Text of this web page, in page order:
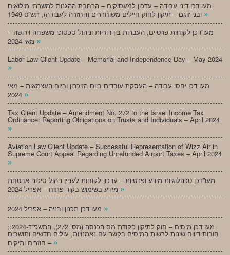
מעו”דכן דיני עבודה – עדכון למעסיקים – הרחבת ההגנות למשרתי מילואים
»
מעו”דכן לקוחות פרטיים, העברות בין דוריות וניהול סכסוכי משפחה וירושה –
»
Labor Law Client Update – Memorial and Independence Day – May 2024
»
מעו”דכן יחסי עבודה – העסקת עובדים ביום הזיכרון וביום העצמאות – מאי
»
Tax Client Update – Amendment No. 272 to the Israel Income Tax
Ordinance: Reporting Obligations on Trusts and Individuals – April 2024
»
Aviation Law Client Update – Successful Representation of Wizz Air in
Supreme Court Appeal Regarding Unrefunded Airport Taxes – April 2024
»
מעו”דכן טכנולוגיות מידע ופרטיות – עדכון לקוחות לעניין ניהול סיכוני אבטחת
»
»
;מעו”דכן מיסים – חוק לתיקון פקודת מס הכנסה (מס’ 272), התשפ”ד-2024:
חובות דיווח שונות לרשות המיסים בקשר עם נאמנויות, עולים חדשים ותושבים
חוזרים ותיקים – »